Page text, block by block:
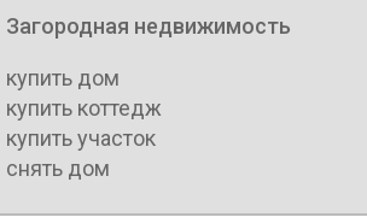
Загородная недвижимость
купить дом
купить коттедж
купить участок
снять дом